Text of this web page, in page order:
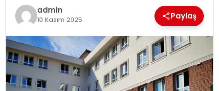
admin
10 Kasım 2025 Paylaş